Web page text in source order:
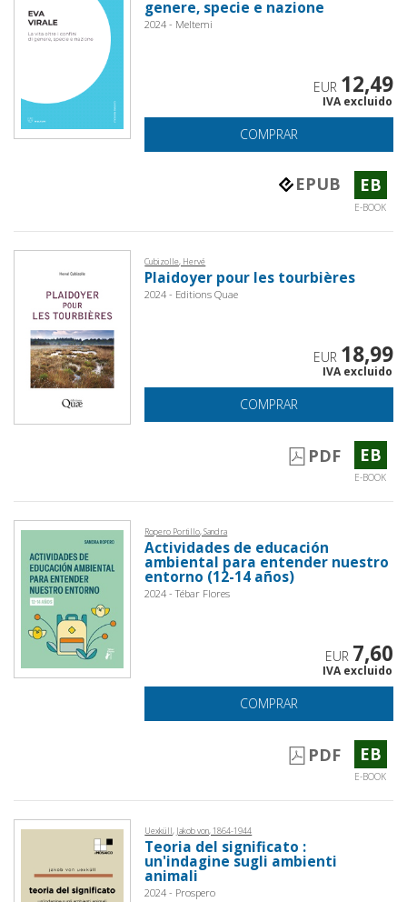
genere, specie e nazione
2024 - Meltemi
EUR 12,49
IVA excluido
COMPRAR
EPUB EB
E-BOOK
Cubizolle, Hervé
Plaidoyer pour les tourbières
2024 - Editions Quae
EUR 18,99
IVA excluido
COMPRAR
PDF EB
E-BOOK
Ropero Portillo, Sandra
Actividades de educación
ambiental para entender nuestro
entorno (12-14 años)
2024 - Tébar Flores
EUR 7,60
IVA excluido
COMPRAR
PDF EB
E-BOOK
Uexküll, Jakob von, 1864-1944
Teoria del significato :
un'indagine sugli ambienti
animali
2024 - Prospero